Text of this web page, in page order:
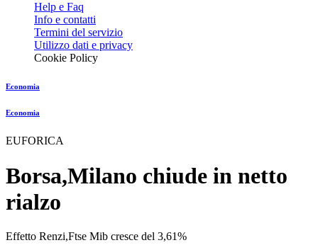
Help e Faq
Info e contatti
Termini del servizio
Utilizzo dati e privacy
Cookie Policy
Economia
Economia
EUFORICA
Borsa,Milano chiude in netto
rialzo
Effetto Renzi,Ftse Mib cresce del 3,61%